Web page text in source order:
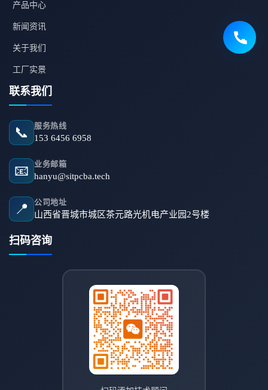
产品中心
新闻资讯
关于我们
工厂实景
联系我们
📞 服务热线
153 6456 6958
📧 业务邮箱
hanyu@sitpcba.tech
📍 公司地址
山西省晋城市城区茶元路光机电产业园2号楼
扫码咨询